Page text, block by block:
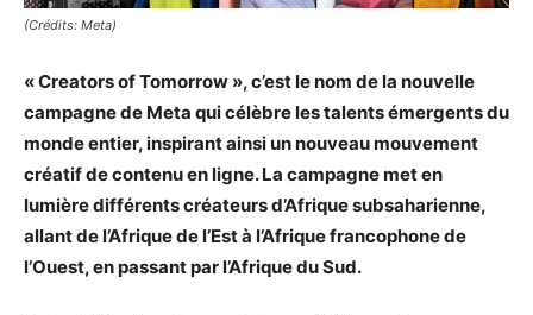
(Crédits: Meta)
« Creators of Tomorrow », c’est le nom de la nouvelle
campagne de Meta qui célèbre les talents émergents du
monde entier, inspirant ainsi un nouveau mouvement
créatif de contenu en ligne. La campagne met en
lumière différents créateurs d’Afrique subsaharienne,
allant de l’Afrique de l’Est à l’Afrique francophone de
l’Ouest, en passant par l’Afrique du Sud.